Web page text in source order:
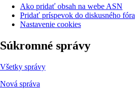
Ako pridať obsah na webe ASN
Pridať príspevok do diskusného fóra
Nastavenie cookies
Súkromné správy
Všetky správy
Nová správa